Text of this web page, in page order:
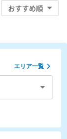
おすすめ順
エリア一覧